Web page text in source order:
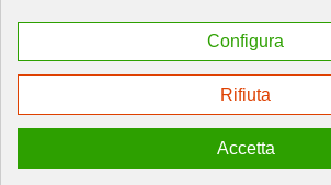
Informazioni
Configura
Rifiuta
Accetta